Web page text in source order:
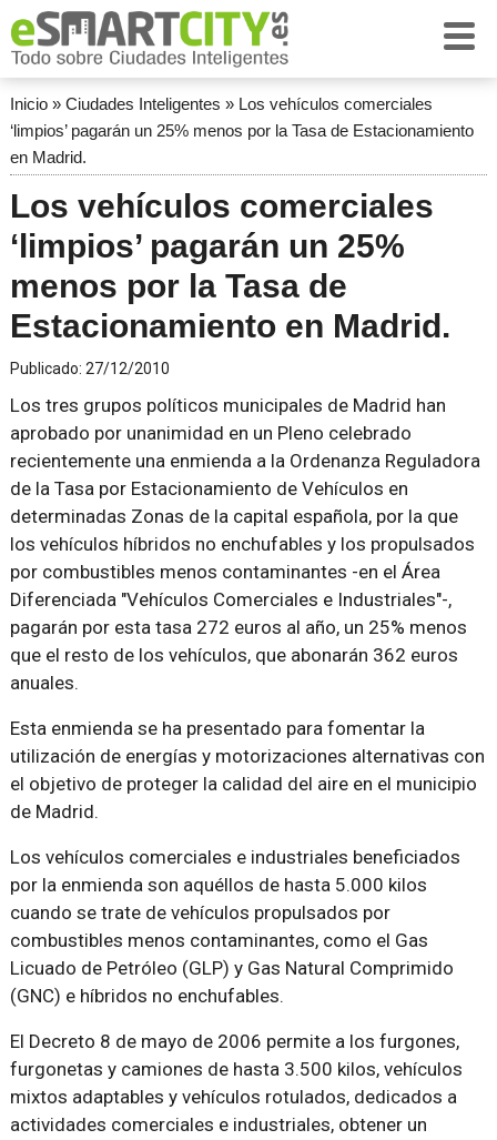
Inicio» Ciudades Inteligentes » Los vehículos comerciales
‘limpios’ pagarán un 25% menos por la Tasa de Estacionamiento
en Madrid.
Los vehículos comerciales
‘limpios’ pagarán un 25%
menos por la Tasa de
Estacionamiento en Madrid.
Publicado: 27/12/2010
Los tres grupos políticos municipales de Madrid han
aprobado por unanimidad en un Pleno celebrado
recientemente una enmienda a la Ordenanza Reguladora
de la Tasa por Estacionamiento de Vehículos en
determinadas Zonas de la capital española, por la que
los vehículos híbridos no enchufables y los propulsados
por combustibles menos contaminantes -en el Área
Diferenciada "Vehículos Comerciales e Industriales"-,
pagarán por esta tasa 272 euros al año, un 25% menos
que el resto de los vehículos, que abonarán 362 euros
anuales.
Esta enmienda se ha presentado para fomentar la
utilización de energías y motorizaciones alternativas con
el objetivo de proteger la calidad del aire en el municipio
de Madrid.
Los vehículos comerciales e industriales beneficiados
por la enmienda son aquéllos de hasta 5.000 kilos
cuando se trate de vehículos propulsados por
combustibles menos contaminantes, como el Gas
Licuado de Petróleo (GLP) y Gas Natural Comprimido
(GNC) e híbridos no enchufables.
El Decreto 8 de mayo de 2006 permite a los furgones,
furgonetas y camiones de hasta 3.500 kilos, vehículos
mixtos adaptables y vehículos rotulados, dedicados a
actividades comerciales e industriales, obtener un